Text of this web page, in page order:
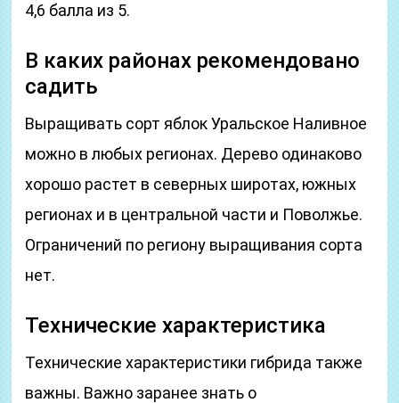
4,6 балла из 5.
В каких районах рекомендовано
садить
Выращивать сорт яблок Уральское Наливное
можно в любых регионах. Дерево одинаково
хорошо растет в северных широтах, южных
регионах и в центральной части и Поволжье.
Ограничений по региону выращивания сорта
нет.
Технические характеристика
Технические характеристики гибрида также
важны. Важно заранее знать о